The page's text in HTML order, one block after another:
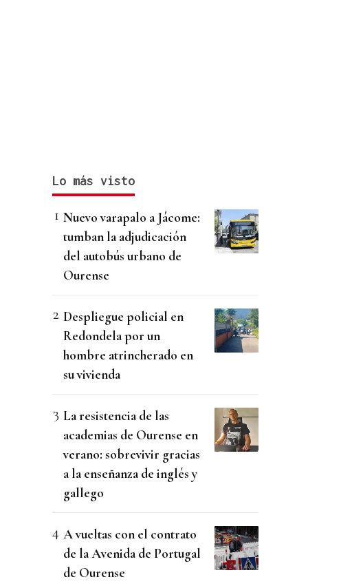
Lo más visto
Nuevo varapalo a Jácome:
tumban la adjudicación
del autobús urbano de
Ourense
Despliegue policial en
Redondela por un
hombre atrincherado en
su vivienda
La resistencia de las
academias de Ourense en
verano: sobrevivir gracias
a la enseñanza de inglés y
gallego
A vueltas con el contrato
de la Avenida de Portugal
de Ourense